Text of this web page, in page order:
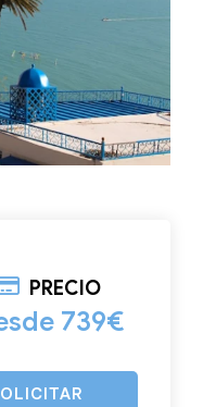
PRECIO
739€